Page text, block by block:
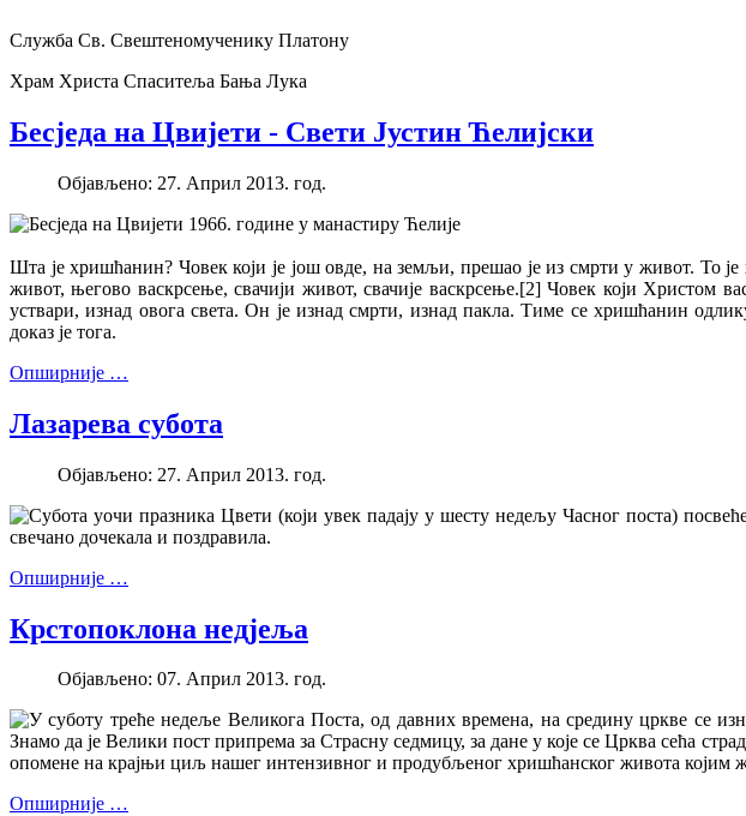
Служба Св. Свештеномученику Платону
Храм Христа Спаситеља Бања Лука
Бесједа на Цвијети - Свети Јустин Ћелијски
Објављено: 27. Април 2013. год.
Бесједа на Цвијети 1966. године у манастиру Ћелије
Шта је хришћанин? Човек који је још овде, на земљи, прешао је из смрти у живот. То
живот, његово васкрсење, свачији живот, свачије васкрсење.[2] Човек који Христом
уствари, изнад овога света. Он је изнад смрти, изнад пакла. Тиме се хришћанин
доказ је тога.
Опширније …
Лазарева субота
Објављено: 27. Април 2013. год.
Субота уочи празника Цвети (који увек падају у шесту недељу Часног поста)
свечано дочекала и поздравила.
Опширније …
Крстопоклона недјеља
Објављено: 07. Април 2013. год.
У суботу треће недеље Великога Поста, од давних времена, на средину цркве се
Знамо да је Велики пост припрема за Страсну седмицу, за дане у које се Црква сећа
опомене на крајњи циљ нашег интензивног и продубљеног хришћанског живота којим
Опширније …